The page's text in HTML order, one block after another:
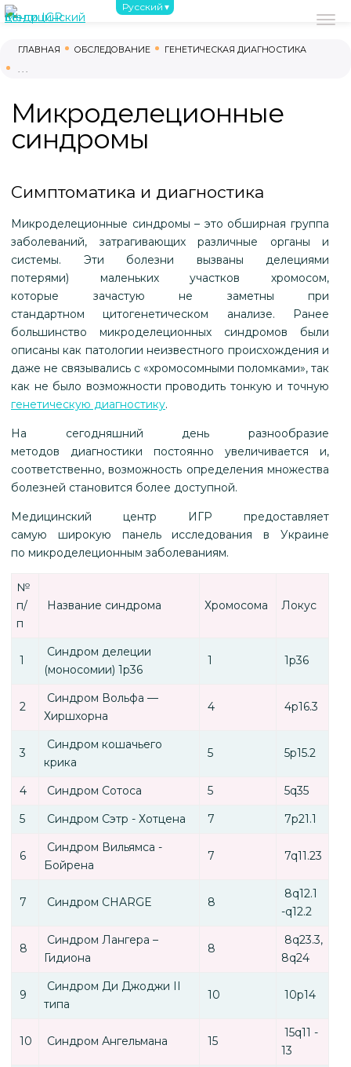
Русский
О нас
(095) 220-00-03
(093) 220-00-03
ГЛАВНАЯ ОБСЛЕДОВАНИЕ
ГЕНЕТИЧЕСКАЯ ДИАГНОСТИКА
. . .
Микроделеционные
синдромы
Симптоматика и диагностика
Микроделеционные синдромы – это обширная группа
заболеваний, затрагивающих различные органы и
системы. Эти болезни вызваны делециями
потерями) маленьких участков хромосом,
которые зачастую не заметны при
стандартном цитогенетическом анализе. Ранее
большинство микроделеционных синдромов были
описаны как патологии неизвестного происхождения и
даже не связывались с «хромосомными поломками», так
как не было возможности проводить тонкую и точную
генетическую диагностику.
На сегодняшний день разнообразие
методов диагностики постоянно увеличивается и,
соответственно, возможность определения множества
болезней становится более доступной.
Медицинский центр ИГР предоставляет
самую широкую панель исследования в Украине
по микроделеционным заболеваниям.
№
п/
п
Название синдрома Хромосома Локус
1
Синдром делеции
(моносомии) 1р36
1 1р36
2
Синдром Вольфа —
Хиршхорна
4 4p16.3
3
Синдром кошачьего
крика
5 5p15.2
4 Синдром Сотоса 5
5q35
5
Синдром Сэтр - Хотцена 7 7p21.1
6
Синдром Вильямса -
Бойрена
7 7q11.23
7 Синдром CHARGE 8
8q12.1
-q12.2
8
Синдром Лангера –
Гидиона
8
8q23.3,
8q24
9
Синдром Ди Джоджи ІІ
типа
10 10р14
10 Синдром Ангельмана 15
15q11 -
13